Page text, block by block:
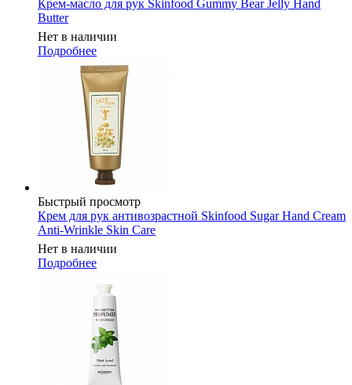
Крем-масло для рук Skinfood Gummy Bear Jelly Hand
Butter
Нет в наличии
Подробнее
Быстрый просмотр
Крем для рук антивозрастной Skinfood Sugar Hand Cream
Anti-Wrinkle Skin Care
Нет в наличии
Подробнее